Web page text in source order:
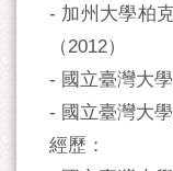
- 加州大學柏
（2012）
- 國立臺灣大
- 國立臺灣大
經歷：